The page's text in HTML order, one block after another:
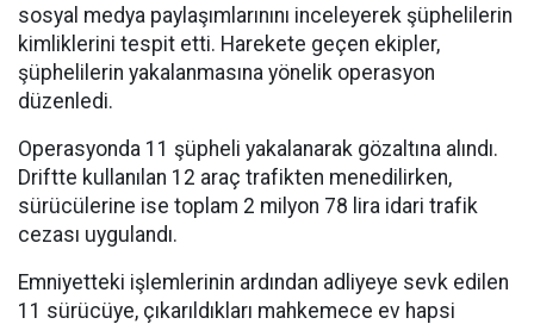
sosyal medya paylaşımlarınını inceleyerek şüphelilerin
kimliklerini tespit etti. Harekete geçen ekipler,
şüphelilerin yakalanmasına yönelik operasyon
düzenledi.
Operasyonda 11 şüpheli yakalanarak gözaltına alındı.
Driftte kullanılan 12 araç trafikten menedilirken,
sürücülerine ise toplam 2 milyon 78 lira idari trafik
cezası uygulandı.
Emniyetteki işlemlerinin ardından adliyeye sevk edilen
11 sürücüye, çıkarıldıkları mahkemece ev hapsi